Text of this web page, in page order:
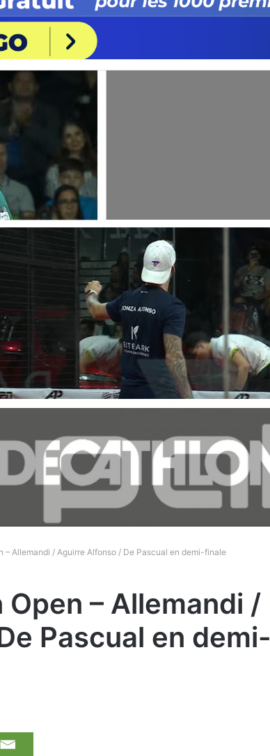
– Allemandi / Aguirre Alfonso / De Pascual en demi-finale
– Allemandi /
Pascual en demi-